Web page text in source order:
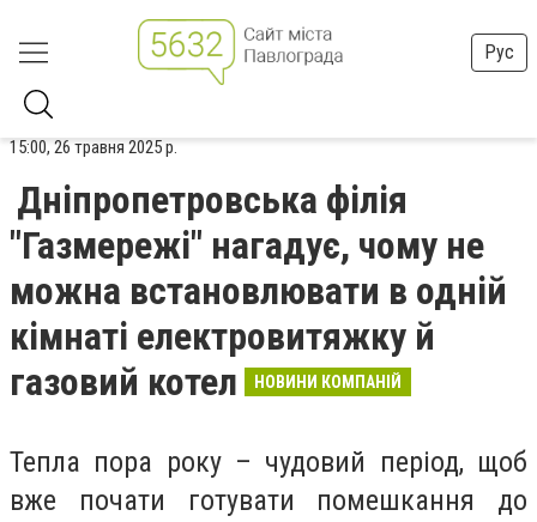
Рус
15:00, 26 травня 2025 р.
Дніпропетровська філія
"Газмережі" нагадує, чому не
можна встановлювати в одній
кімнаті електровитяжку й
газовий котел
НОВИНИ КОМПАНІЙ
Тепла пора року – чудовий період, щоб
вже почати готувати помешкання до